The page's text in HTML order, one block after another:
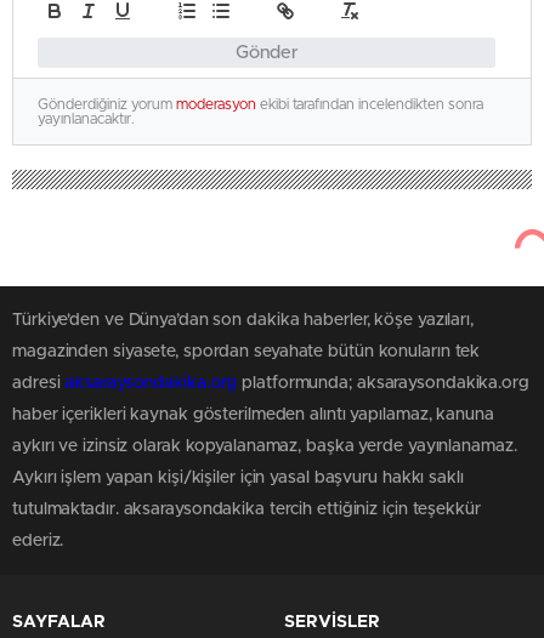
Gönder
Gönderdiğiniz yorum moderasyon ekibi tarafından incelendikten sonra
yayınlanacaktır.
Türkiye'den ve Dünya’dan son dakika haberler, köşe yazıları,
magazinden siyasete, spordan seyahate bütün konuların tek
adresiaksaraysondakika.org platformunda; aksaraysondakika.org
haber içerikleri kaynak gösterilmeden alıntı yapılamaz, kanuna
aykırı ve izinsiz olarak kopyalanamaz, başka yerde yayınlanamaz.
Aykırı işlem yapan kişi/kişiler için yasal başvuru hakkı saklı
tutulmaktadır. aksaraysondakika tercih ettiğiniz için teşekkür
ederiz.
SAYFALAR SERVİSLER